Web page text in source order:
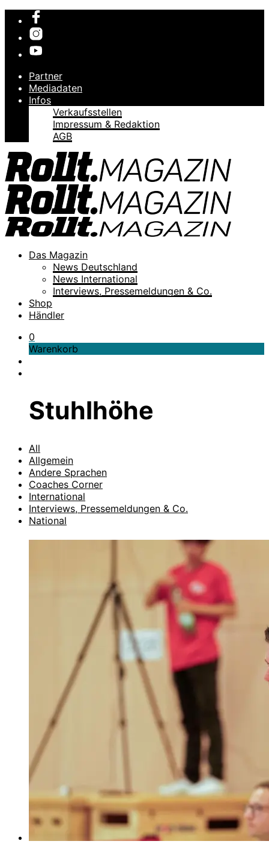
Partner
Mediadaten
Infos
Verkaufsstellen
Impressum & Redaktion
AGB
Das Magazin
News Deutschland
News International
Interviews, Pressemeldungen & Co.
Shop
Händler
0
Warenkorb
Stuhlhöhe
All
Allgemein
Andere Sprachen
Coaches Corner
International
Interviews, Pressemeldungen & Co.
National